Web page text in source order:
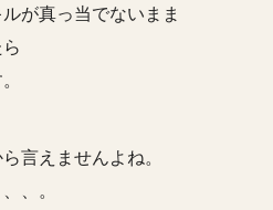
が真っ当でないまま
言えませんよね。
、。